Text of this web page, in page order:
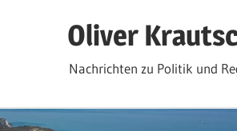
Oliver
Nachrichten zu Politik und